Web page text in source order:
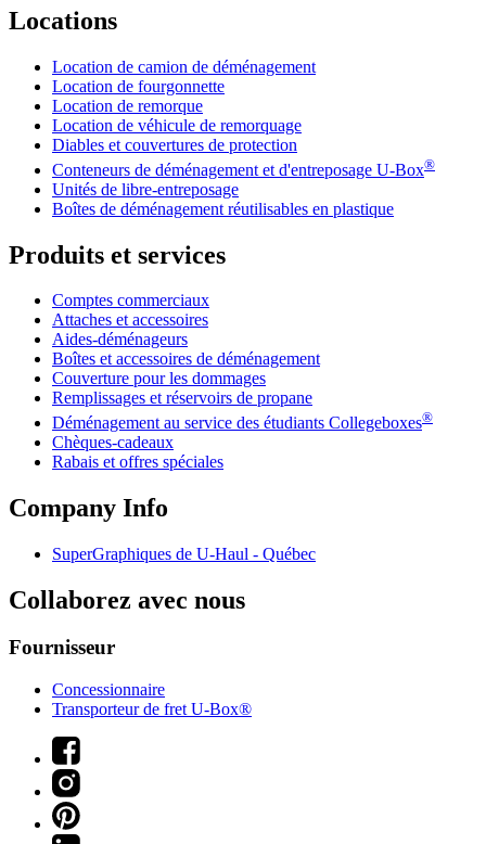
Locations
Location de camion de déménagement
Location de fourgonnette
Location de remorque
Location de véhicule de remorquage
Diables et couvertures de protection
Conteneurs de déménagement et d'entreposage U-Box®
Unités de libre-entreposage
Boîtes de déménagement réutilisables en plastique
Produits et services
Comptes commerciaux
Attaches et accessoires
Aides-déménageurs
Boîtes et accessoires de déménagement
Couverture pour les dommages
Remplissages et réservoirs de propane
Déménagement au service des étudiants Collegeboxes®
Chèques-cadeaux
Rabais et offres spéciales
Company Info
SuperGraphiques de U-Haul - Québec
Collaborez avec nous
Fournisseur
Concessionnaire
Transporteur de fret U-Box®